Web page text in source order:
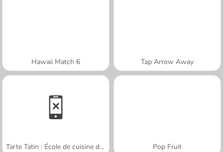
Hawaii Match 6 Tap Arrow Away
Tarte Tatin : École de cuisine de Sara Pop Fruit